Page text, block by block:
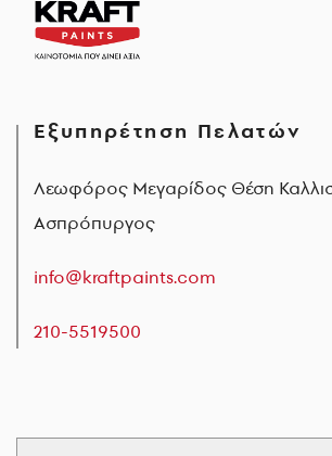
Εξυπηρέτηση Πελατών
Λεωφόρος Μεγαρίδος Θέση
Ασπρόπυργος
info@kraftpaints.com
210-5519500